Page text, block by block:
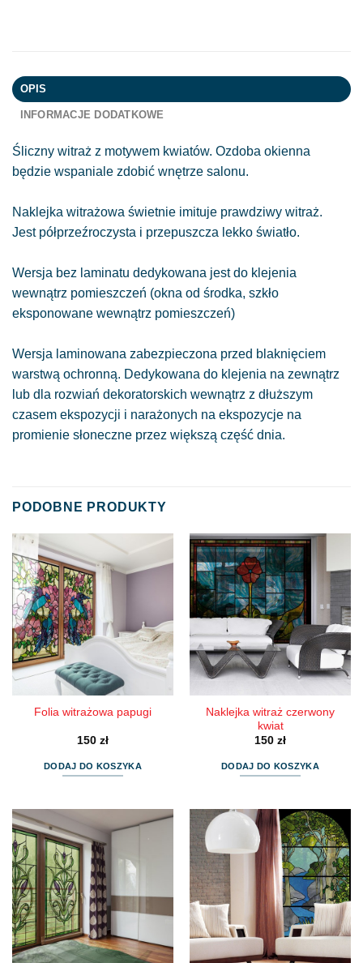
OPIS
INFORMACJE DODATKOWE
Śliczny witraż z motywem kwiatów. Ozdoba okienna
będzie wspaniale zdobić wnętrze salonu.
Naklejka witrażowa świetnie imituje prawdziwy witraż.
Jest półprzeźroczysta i przepuszcza lekko światło.
Wersja bez laminatu dedykowana jest do klejenia
wewnątrz pomieszczeń (okna od środka, szkło
eksponowane wewnątrz pomieszczeń)
Wersja laminowana zabezpieczona przed blaknięciem
warstwą ochronną. Dedykowana do klejenia na zewnątrz
lub dla rozwiań dekoratorskich wewnątrz z dłuższym
czasem ekspozycji i narażonych na ekspozycje na
promienie słoneczne przez większą część dnia.
PODOBNE PRODUKTY
Folia witrażowa papugi
150 zł
DODAJ DO KOSZYKA
Naklejka witraż czerwony
kwiat
150 zł
DODAJ DO KOSZYKA